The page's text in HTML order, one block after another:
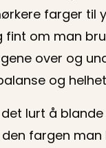
farger til
fint om man
over og
og
lurt å
fargen man